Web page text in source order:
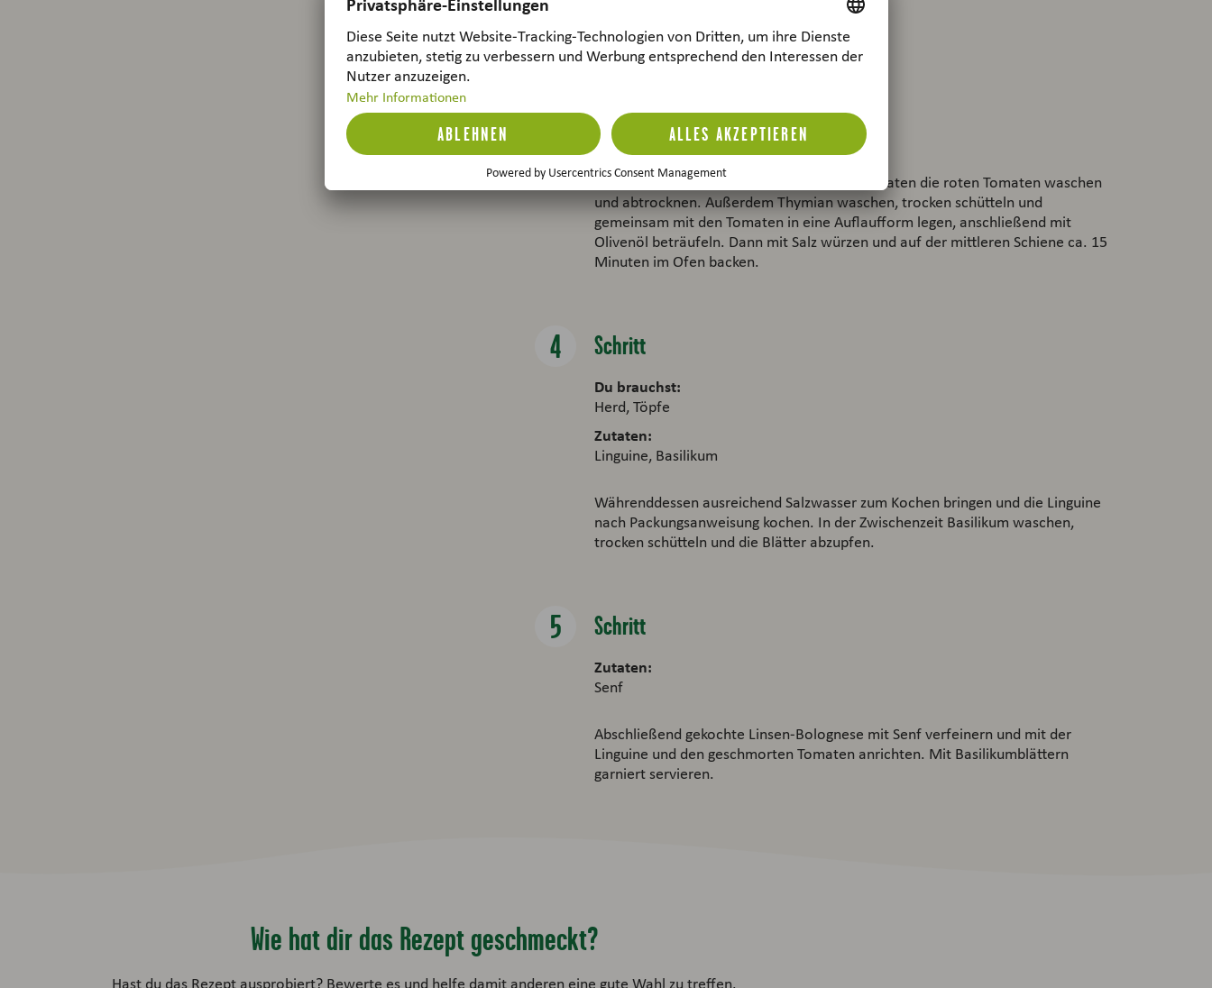
Schritt
Du brauchst:
Zutaten:
Tomaten, Thymian, Olivenöl, Salz
In der Zwischenzeit für die geschmorten Tomaten die roten Tomaten waschen
und abtrocknen. Außerdem Thymian waschen, trocken schütteln und
gemeinsam mit den Tomaten in eine Auflaufform legen, anschließend mit
Olivenöl beträufeln. Dann mit Salz würzen und auf der mittleren Schiene ca. 15
Minuten im Ofen backen.
Schritt
Du brauchst:
Herd, Töpfe
Zutaten:
Linguine, Basilikum
Währenddessen ausreichend Salzwasser zum Kochen bringen und die Linguine
nach Packungsanweisung kochen. In der Zwischenzeit Basilikum waschen,
trocken schütteln und die Blätter abzupfen.
Schritt
Zutaten:
Senf
Abschließend gekochte Linsen-Bolognese mit Senf verfeinern und mit der
Linguine und den geschmorten Tomaten anrichten. Mit Basilikumblättern
garniert servieren.
Wie hat dir das Rezept geschmeckt?
Hast du das Rezept ausprobiert? Bewerte es und helfe damit anderen eine gute Wahl zu treffen.